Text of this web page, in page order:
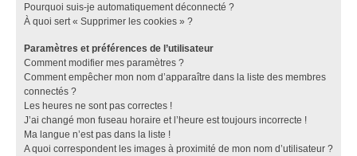
Pourquoi suis-je automatiquement déconnecté ?
À quoi sert « Supprimer les cookies » ?
Paramètres et préférences de l’utilisateur
Comment modifier mes paramètres ?
Comment empêcher mon nom d’apparaître dans la liste des membres
connectés ?
Les heures ne sont pas correctes !
J’ai changé mon fuseau horaire et l’heure est toujours incorrecte !
Ma langue n’est pas dans la liste !
A quoi correspondent les images à proximité de mon nom d’utilisateur ?